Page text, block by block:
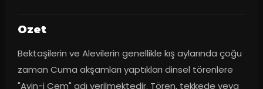
Ozet
Bektaşilerin ve Alevilerin genellikle kış aylarında çoğu
zaman Cuma akşamları yaptıkları dinsel törenlere
"Ayin-i Cem" adı verilmektedir. Tören, tekkede veya